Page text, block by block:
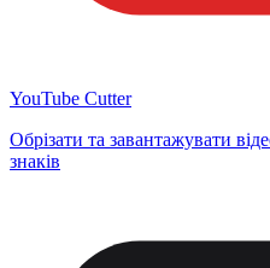
YouTube Cutter
Обрізати та завантажувати
знаків